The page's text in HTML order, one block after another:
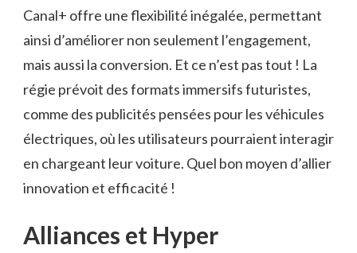
Canal+ offre une flexibilité inégalée, permettant
ainsi d’améliorer non seulement l’engagement,
mais aussi la conversion. Et ce n’est pas tout ! La
régie prévoit des formats immersifs futuristes,
comme des publicités pensées pour les véhicules
électriques, où les utilisateurs pourraient interagir
en chargeant leur voiture. Quel bon moyen d’allier
innovation et efficacité !
Alliances et Hyper